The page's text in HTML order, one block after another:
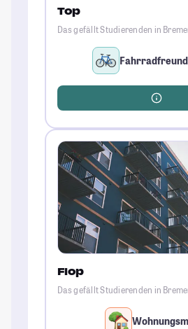
Top
Das gefällt Studierenden in
Flop
Das gefällt Studierenden in